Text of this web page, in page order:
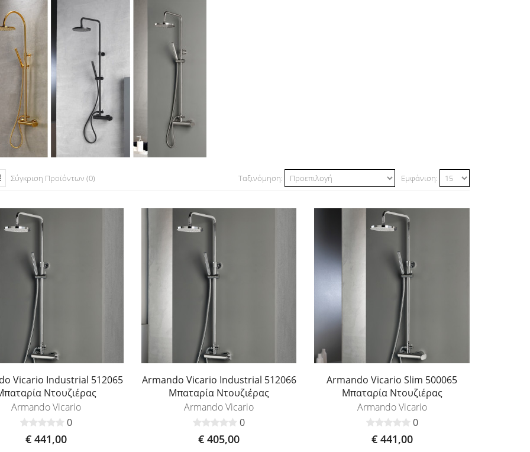
Εμφάνιση:
Ταξινόμηση:
Σύγκριση Προϊόντων (0)
Vicario Industrial 512065
Ντουζιέρας
Armando Vicario
0
€ 441,00
Armando Vicario Industrial 512066
Μπαταρία Ντουζιέρας
Armando Vicario
0
€ 405,00
Armando Vicario Slim 500065
Μπαταρία Ντουζιέρας
Armando Vicario
0
€ 441,00